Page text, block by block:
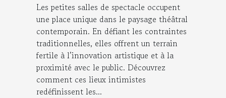
Les petites salles de spectacle occupent
une place unique dans le paysage théâtral
contemporain. En défiant les contraintes
traditionnelles, elles offrent un terrain
fertile à l’innovation artistique et à la
proximité avec le public. Découvrez
comment ces lieux intimistes
redéfinissent les...